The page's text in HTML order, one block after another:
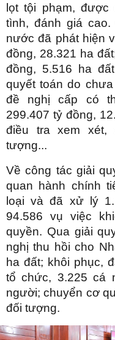
lọt tội phạm,
tình, đánh giá
nước đã phát hiện
đồng, 28.321 ha
đồng, 5.516 ha
quyết toán do
đề nghị cấp có
299.407 tỷ đồng,
điều tra xem xét,
tượng...
Về công tác giải
quan hành chính
loại và đã xử lý
94.586 vụ việc
quyền. Qua giải
nghị thu hồi cho
ha đất; khôi phục,
tổ chức, 3.225 cá
người; chuyển cơ
đối tượng.